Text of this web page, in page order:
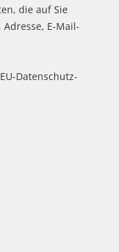
die auf Sie
E-Mail-
Datenschutz-